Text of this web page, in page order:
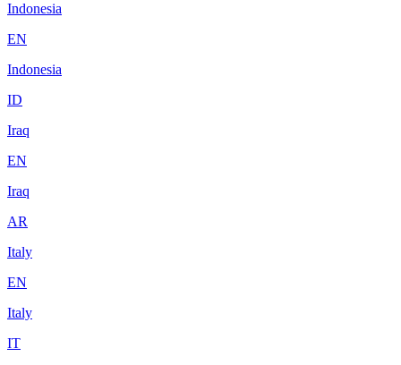
Indonesia
EN
Indonesia
ID
Iraq
EN
Iraq
AR
Italy
EN
Italy
IT